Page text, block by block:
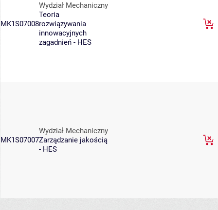
MK1S07008
Wydział Mechaniczny
Teoria
rozwiązywania
innowacyjnych
zagadnień - HES
MK1S07007
Wydział Mechaniczny
Zarządzanie jakością
- HES